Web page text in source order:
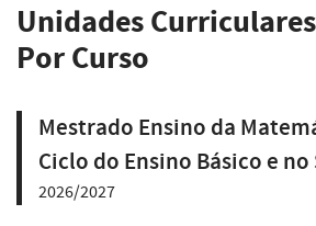
Unidades
Por Curso
Mestrado Ensino da
Ciclo do Ensino Básico e
2026/2027